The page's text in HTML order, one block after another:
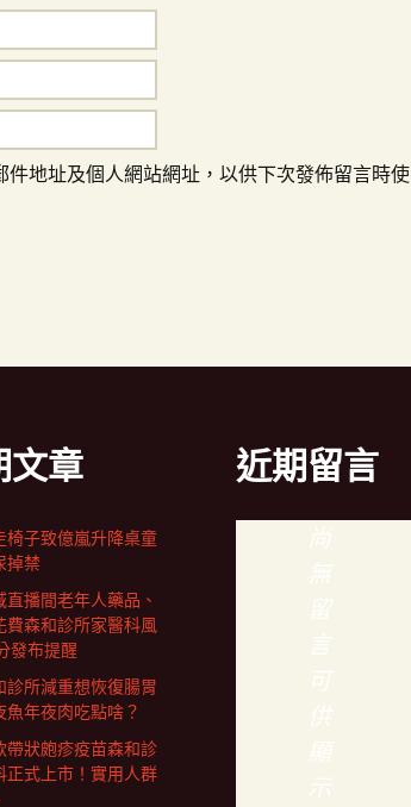
件地址及個人網站網址，以供下次發佈留言時使
文章
椅子致億嵐升降桌童
掉禁
直播間老年人藥品、
費森和診所家醫科風
發布提醒
診所減重想恢復腸胃
魚年夜肉吃點啥？
帶狀皰疹疫苗森和診
正式上市！實用人群
近期留言
尚
無
留
言
可
供
顯
示